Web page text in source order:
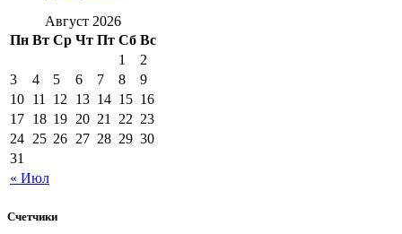
Август 2026
Пн Вт Ср Чт Пт Сб Вс
« Июл
1
2
3
4 5 6 7 8
9
10 11 12 13 14 15 16
17 18 19 20 21 22 23
24 25 26 27 28 29 30
31
Счетчики